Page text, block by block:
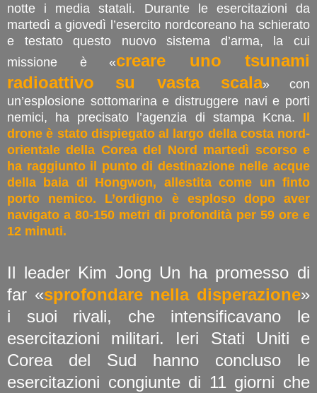
notte i media statali. Durante le esercitazioni da
martedì a giovedì l’esercito nordcoreano ha schierato
e testato questo nuovo sistema d’arma, la cui
missione è «creare uno tsunami
radioattivo su vasta scala» con
un’esplosione sottomarina e distruggere navi e porti
nemici, ha precisato l’agenzia di stampa Kcna. Il
drone è stato dispiegato al largo della costa nord-
orientale della Corea del Nord martedì scorso e
ha raggiunto il punto di destinazione nelle acque
della baia di Hongwon, allestita come un finto
porto nemico. L’ordigno è esploso dopo aver
navigato a 80-150 metri di profondità per 59 ore e
12 minuti.
Il leader Kim Jong Un ha promesso di
far «sprofondare nella disperazione»
i suoi rivali, che intensificavano le
esercitazioni militari. Ieri Stati Uniti e
Corea del Sud hanno concluso le
esercitazioni congiunte di 11 giorni che